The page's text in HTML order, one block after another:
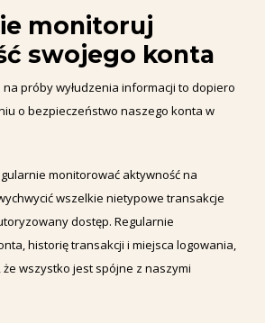
monitoruj
swojego konta
próby wyłudzenia informacji to dopiero
o bezpieczeństwo naszego konta w
monitorować aktywność na
wszelkie nietypowe transakcje
dostęp. Regularnie
historię transakcji i miejsca logowania,
że wszystko jest spójne z naszymi